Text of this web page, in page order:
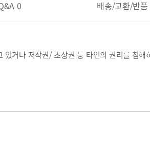
0 배송/교환/반품
거나 저작권/ 초상권 등 타인의 권리를 침해